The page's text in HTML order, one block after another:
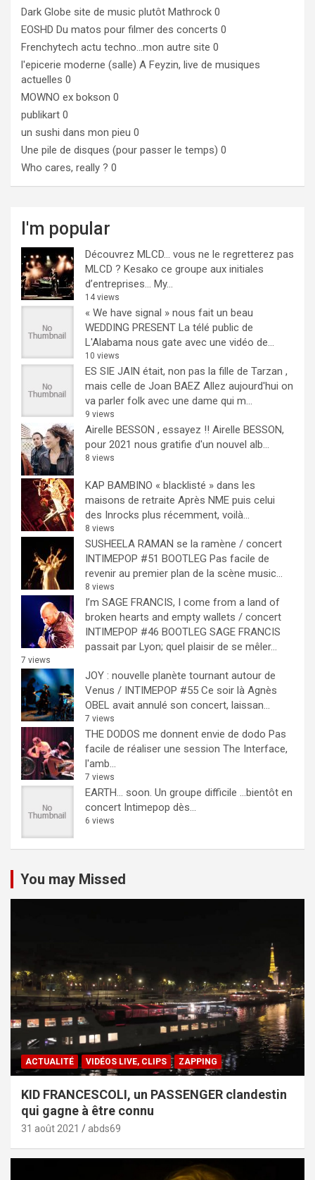
Dark Globe site de music plutôt Mathrock 0
EOSHD Du matos pour filmer des concerts 0
Frenchytech actu techno…mon autre site 0
l'epicerie moderne (salle) A Feyzin, live de musiques
actuelles 0
MOWNO ex bokson 0
publikart 0
un sushi dans mon pieu 0
Une pile de disques (pour passer le temps) 0
Who cares, really ? 0
I'm popular
Découvrez MLCD… vous ne le regretterez pas
MLCD ? Kesako ce groupe aux initiales
d’entreprises… My...
14 views
« We have signal » nous fait un beau
WEDDING PRESENT La télé public de
L'Alabama nous gate avec une vidéo de...
10 views
ES SIE JAIN était, non pas la fille de Tarzan ,
mais celle de Joan BAEZ Allez aujourd'hui on
va parler folk avec une dame qui m...
9 views
Airelle BESSON , essayez !! Airelle BESSON,
pour 2021 nous gratifie d'un nouvel alb...
8 views
KAP BAMBINO « blacklisté » dans les
maisons de retraite Après NME puis celui
des Inrocks plus récemment, voilà...
8 views
SUSHEELA RAMAN se la ramène / concert
INTIMEPOP #51 BOOTLEG Pas facile de
revenir au premier plan de la scène music...
8 views
I’m SAGE FRANCIS, I come from a land of
broken hearts and empty wallets / concert
INTIMEPOP #46 BOOTLEG SAGE FRANCIS
passait par Lyon; quel plaisir de se mêler...
7 views
JOY : nouvelle planète tournant autour de
Venus / INTIMEPOP #55 Ce soir là Agnès
OBEL avait annulé son concert, laissan...
7 views
THE DODOS me donnent envie de dodo Pas
facile de réaliser une session The Interface,
l'amb...
7 views
EARTH… soon. Un groupe difficile ...bientôt en
concert Intimepop dès...
6 views
You may Missed
ACTUALITÉ VIDÉOS LIVE, CLIPS ZAPPING
KID FRANCESCOLI, un PASSENGER clandestin
qui gagne à être connu
31 août 2021 abds69